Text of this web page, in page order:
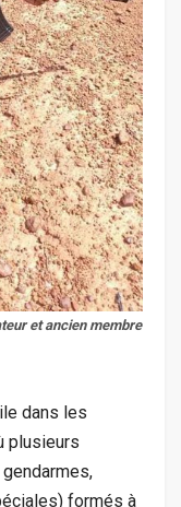
et ancien membre
dans les
plusieurs
formés à